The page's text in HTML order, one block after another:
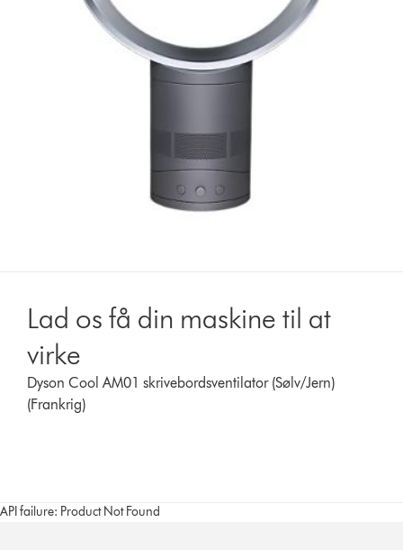
Lad os få din maskine til at
virke
Dyson Cool AM01 skrivebordsventilator (Sølv/Jern)
(Frankrig)
API failure: Product Not Found